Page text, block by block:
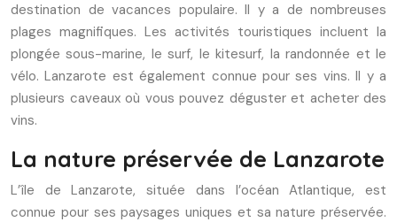
destination de vacances populaire. Il y a de nombreuses
plages magnifiques. Les activités touristiques incluent la
plongée sous-marine, le surf, le kitesurf, la randonnée et le
vélo. Lanzarote est également connue pour ses vins. Il y a
plusieurs caveaux où vous pouvez déguster et acheter des
vins.
La nature préservée de Lanzarote
L’île de Lanzarote, située dans l’océan Atlantique, est
connue pour ses paysages uniques et sa nature préservée.